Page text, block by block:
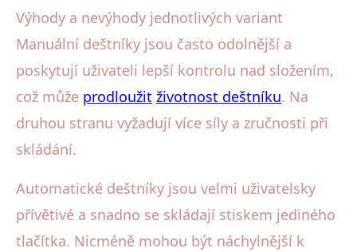
Výhody a nevýhody jednotlivých variant
Manuální deštníky jsou často odolnější a
poskytují uživateli lepší kontrolu nad složením,
což může prodloužit životnost deštníku. Na
druhou stranu vyžadují více síly a zručnosti při
skládání.
Automatické deštníky jsou velmi uživatelsky
přívětivé a snadno se skládají stiskem jediného
tlačítka. Nicméně mohou být náchylnější k